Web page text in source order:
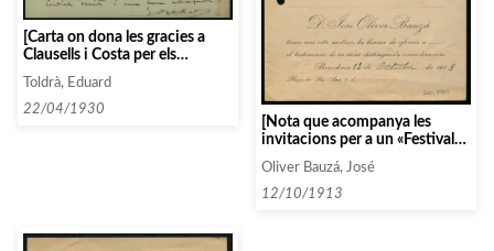
[Carta on dona les gracies a
Clausells i Costa per els
comptes que li han passat de
actuacions seves]
Toldrà, Eduard
22/04/1930
[Nota que acompanya les
invitacions per a un «Festival
Benéfico»]
Oliver Bauzá, José
12/10/1913